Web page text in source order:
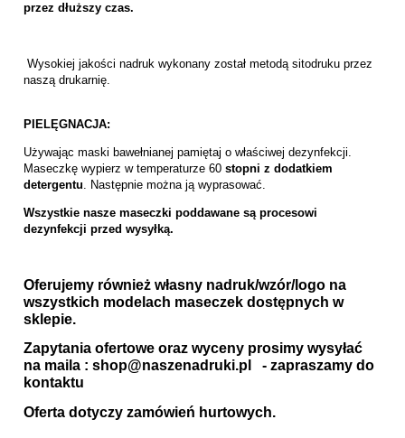
przez dłuższy czas.
Wysokiej jakości nadruk wykonany został metodą sitodruku przez
naszą drukarnię.
PIELĘGNACJA:
Używając maski bawełnianej pamiętaj o właściwej dezynfekcji.
Maseczkę wypierz w temperaturze 60 stopni z dodatkiem
detergentu. Następnie można ją wyprasować.
Wszystkie nasze maseczki poddawane są procesowi
dezynfekcji przed wysyłką.
Oferujemy również własny nadruk/wzór/logo na
wszystkich modelach maseczek dostępnych w
sklepie.
Zapytania ofertowe oraz wyceny prosimy wysyłać
na maila : shop@naszenadruki.pl
- zapraszamy do
kontaktu
Oferta dotyczy zamówień hurtowych.